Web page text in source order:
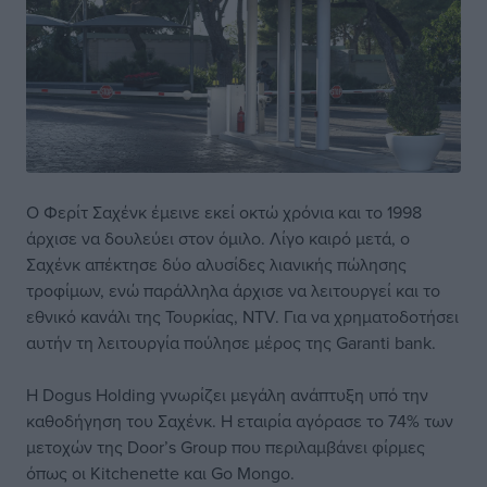
Ο Φερίτ Σαχένκ έμεινε εκεί οκτώ χρόνια και το 1998
άρχισε να δουλεύει στον όμιλο. Λίγο καιρό μετά, ο
Σαχένκ απέκτησε δύο αλυσίδες λιανικής πώλησης
τροφίμων, ενώ παράλληλα άρχισε να λειτουργεί και το
εθνικό κανάλι της Τουρκίας, NTV. Για να χρηματοδοτήσει
αυτήν τη λειτουργία πούλησε μέρος της Garanti bank.
Η Dogus Holding γνωρίζει μεγάλη ανάπτυξη υπό την
καθοδήγηση του Σαχένκ. Η εταιρία αγόρασε το 74% των
μετοχών της Door’s Group που περιλαμβάνει φίρμες
όπως οι Kitchenette και Go Mongo.